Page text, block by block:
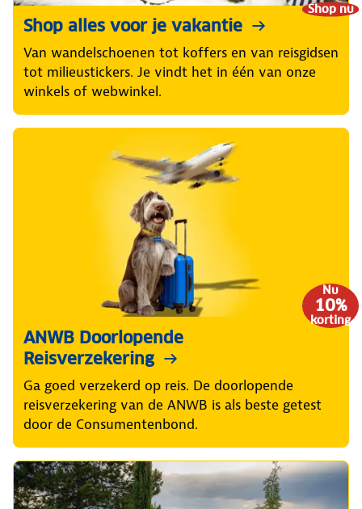
Shop nu
Shop alles voor je vakantie
Van wandelschoenen tot koffers en van reisgidsen
tot milieustickers. Je vindt het in één van onze
winkels of webwinkel.
Nu
10%
korting
ANWB Doorlopende
Reisverzekering
Ga goed verzekerd op reis. De doorlopende
reisverzekering van de ANWB is als beste getest
door de Consumentenbond.